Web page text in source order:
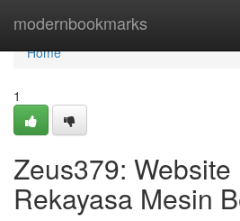
modernbookmarks
Home
Home
1
Zeus379:
Rekayasa Mesin